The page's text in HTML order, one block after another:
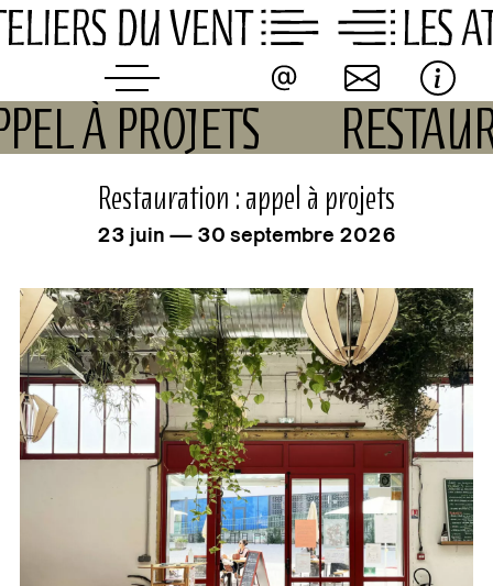
Skip
to
À PROJETS
événement
Restauration : appel à projets
23 juin — 30 septembre 2026